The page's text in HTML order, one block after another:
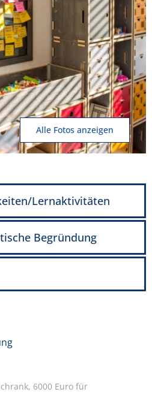
Alle Fotos anzeigen
Lernaktivitäten
Begründung
6000 Euro für